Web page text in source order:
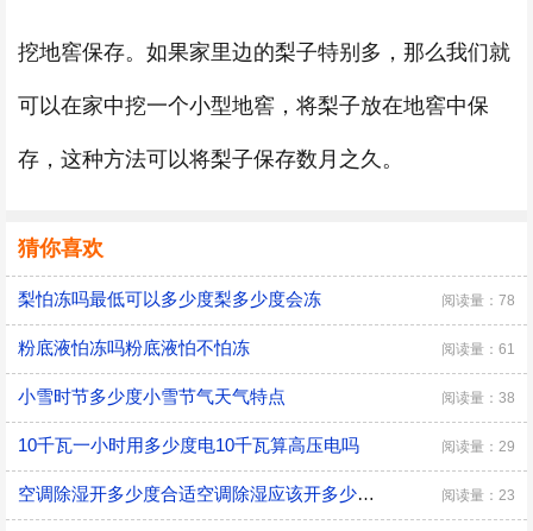
挖地窖保存。如果家里边的梨子特别多，那么我们就
可以在家中挖一个小型地窖，将梨子放在地窖中保
存，这种方法可以将梨子保存数月之久。
猜你喜欢
梨怕冻吗最低可以多少度梨多少度会冻 阅读量：78
粉底液怕冻吗粉底液怕不怕冻 阅读量：61
小雪时节多少度小雪节气天气特点 阅读量：38
10千瓦一小时用多少度电10千瓦算高压电吗 阅读量：29
空调除湿开多少度合适空调除湿应该开多少度合适呢 阅读量：23